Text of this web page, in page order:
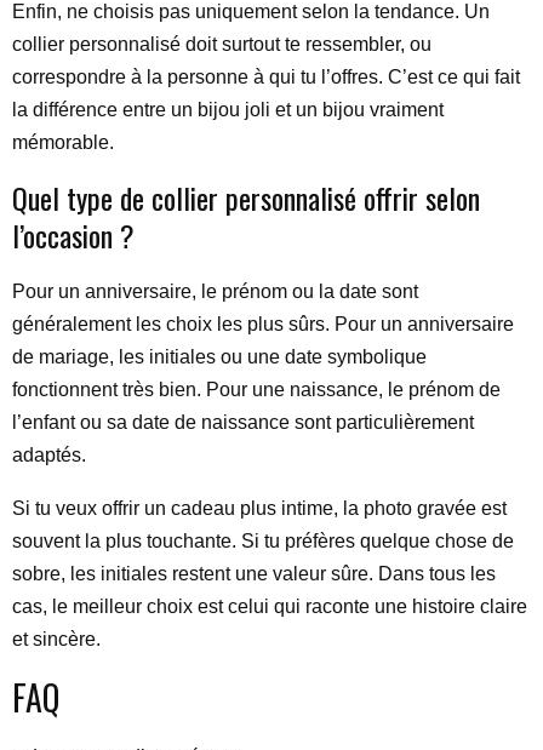
Enfin, ne choisis pas uniquement selon la tendance. Un
collier personnalisé doit surtout te ressembler, ou
correspondre à la personne à qui tu l’offres. C’est ce qui fait
la différence entre un bijou joli et un bijou vraiment
mémorable.
Quel type de collier personnalisé offrir selon
l’occasion ?
Pour un anniversaire, le prénom ou la date sont
généralement les choix les plus sûrs. Pour un anniversaire
de mariage, les initiales ou une date symbolique
fonctionnent très bien. Pour une naissance, le prénom de
l’enfant ou sa date de naissance sont particulièrement
adaptés.
Si tu veux offrir un cadeau plus intime, la photo gravée est
souvent la plus touchante. Si tu préfères quelque chose de
sobre, les initiales restent une valeur sûre. Dans tous les
cas, le meilleur choix est celui qui raconte une histoire claire
et sincère.
FAQ